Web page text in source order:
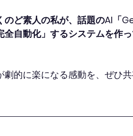
のど素人の私が、話題のAI「
自動化」するシステムを作
的に楽になる感動を、ぜひ